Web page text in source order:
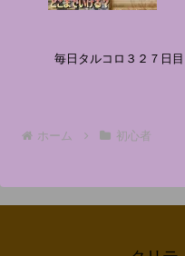
毎日タルコロ３２７日目
ホーム 初心者